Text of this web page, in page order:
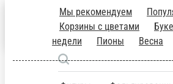
Подольск
ru
Мы рекомендуем
гелиевые
Корзины
СЕНТЯБРЯ
Товар
«ЗИМА»